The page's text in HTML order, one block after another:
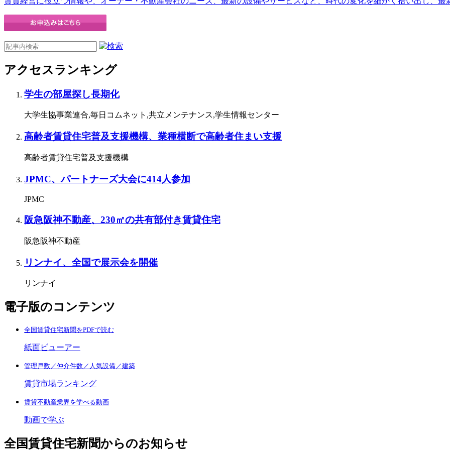
アクセスランキング
学生の部屋探し長期化
大学生協事業連合,毎日コムネット,共立メンテナンス,学生情報センター
高齢者賃貸住宅普及支援機構、業種横断で高齢者住まい支援
高齢者賃貸住宅普及支援機構
JPMC、パートナーズ大会に414人参加
JPMC
阪急阪神不動産、230㎡の共有部付き賃貸住宅
阪急阪神不動産
リンナイ、全国で展示会を開催
リンナイ
電子版のコンテンツ
全国賃貸住宅新聞をPDFで読む
紙面ビューアー
管理戸数／仲介件数／人気設備／建築
賃貸市場ランキング
賃貸不動産業界を学べる動画
動画で学ぶ
全国賃貸住宅新聞からのお知らせ